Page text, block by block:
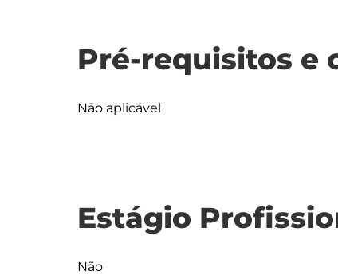
Pré-requisitos e
Não aplicável
Estágio
Não